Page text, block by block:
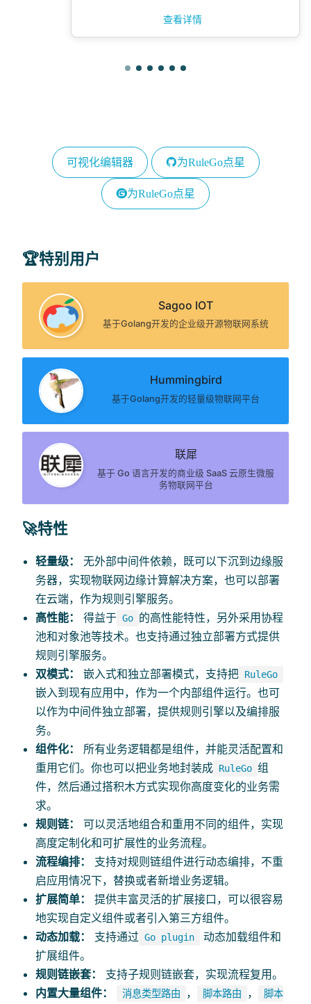
可视化编辑器 为RuleGo点星
为RuleGo点星
🏆特别用户
Sagoo IOT
基于Golang开发的企业级开源物联网系统
Hummingbird
基于Golang开发的轻量级物联网平台
联犀
基于 Go 语言开发的商业级 SaaS 云原生微服
务物联网平台
🚀特性
轻量级：
无外部中间件依赖，既可以下沉到边缘服
务器，实现物联网边缘计算解决方案，也可以部署
在云端，作为规则引擎服务。
高性能：
得益于 Go 的高性能特性，另外采用协程
池和对象池等技术。也支持通过独立部署方式提供
规则引擎服务。
双模式：
嵌入式和独立部署模式，支持把 RuleGo
嵌入到现有应用中，作为一个内部组件运行。也可
以作为中间件独立部署，提供规则引擎以及编排服
务。
组件化：
所有业务逻辑都是组件，并能灵活配置和
重用它们。你也可以把业务地封装成 RuleGo 组
件，然后通过搭积木方式实现你高度变化的业务需
求。
规则链：
可以灵活地组合和重用不同的组件，实现
高度定制化和可扩展性的业务流程。
流程编排：
支持对规则链组件进行动态编排，不重
启应用情况下，替换或者新增业务逻辑。
扩展简单：
提供丰富灵活的扩展接口，可以很容易
地实现自定义组件或者引入第三方组件。
动态加载：
支持通过 Go plugin
动态加载组件和
扩展组件。
规则链嵌套：
支持子规则链嵌套，实现流程复用。
内置大量组件：
消息类型路由 ， 脚本路由 ， 脚本
查看详情